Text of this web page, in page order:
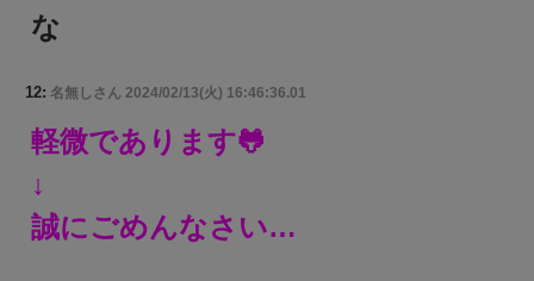
な
12: 名無しさん 2024/02/13(火) 16:46:36.01
軽微であります🐸
↓
誠にごめんなさい…